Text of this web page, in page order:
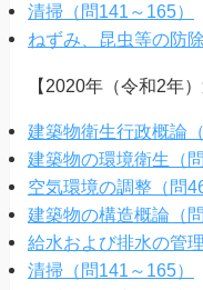
清掃（問141～165）
ねずみ、昆虫等の防
【2020年（令和2年）
建築物衛生行政概論
建築物の環境衛生（
空気環境の調整（問
建築物の構造概論（
給水および排水の管
清掃（問141～165）